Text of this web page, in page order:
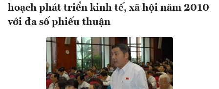
hoạch phát triển kinh tế, xã hội năm 2010
với đa số phiếu thuận